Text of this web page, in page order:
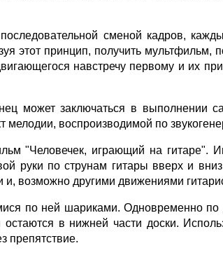
сменой кадров,
этот принцип, получить мультфильм,
навстречу первому и их
может заключаться в выполнении
воспроизводимой по
"Человечек, играющий на гитаре".
руки по струнам гитары вверх и
возможно другими движениями
по ней шариками. Одновременно по
в нижней части доски.
препятствие.